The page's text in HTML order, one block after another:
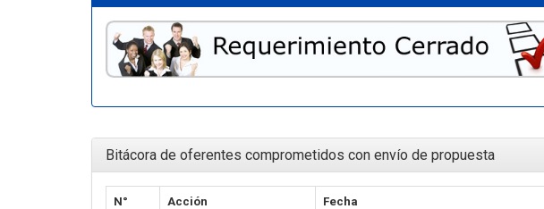
Bitácora de oferentes comprometidos con envío de propuesta
N° Acción Fecha